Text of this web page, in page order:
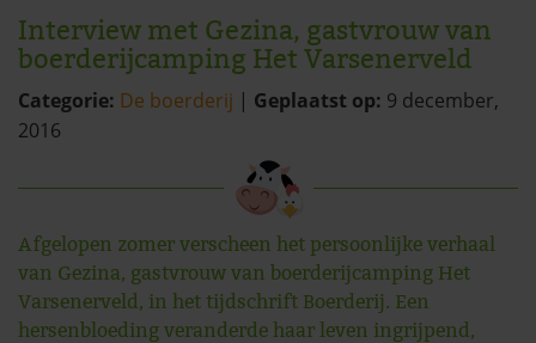
Interview met Gezina, gastvrouw van
boerderijcamping Het Varsenerveld
Categorie: De boerderij | Geplaatst op: 9 december,
2016
Afgelopen zomer verscheen het persoonlijke verhaal
van Gezina, gastvrouw van boerderijcamping Het
Varsenerveld, in het tijdschrift Boerderij. Een
hersenbloeding veranderde haar leven ingrijpend,